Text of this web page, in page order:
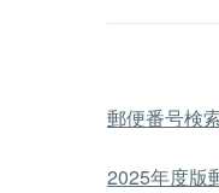
郵便番号検
2025年度版